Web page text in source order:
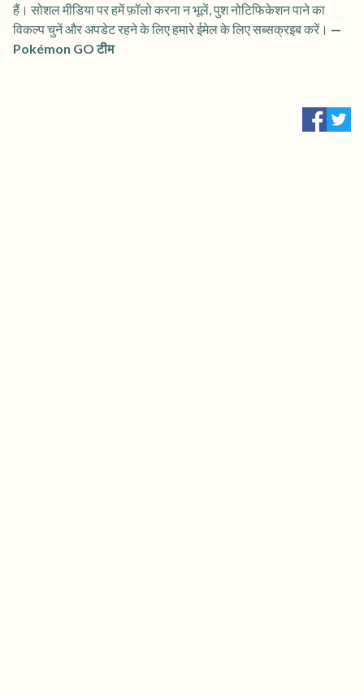
हैं। सोशल मीडिया पर हमें फ़ॉलो करना न भूलें, पुश नोटिफिकेशन पाने का
विकल्प चुनें और अपडेट रहने के लिए हमारे ईमेल के लिए सब्सक्रइब करें। —
Pokémon GO टीम